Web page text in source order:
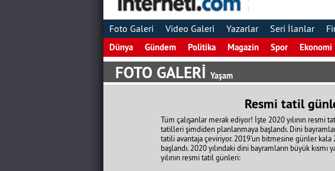
Foto Galeri Video Galeri Yazarlar Seri İlanlar
Dünya Gündem Politika Magazin Spor Ekonomi
FOTO GALERİ Yaşam
Resmi tatil
Tüm çalışanlar merak ediyor! İşte 2020 yılının resmi
tatilleri şimdiden planlanmaya başlandı. Dini
tatili avantaja çeviriyor. 2019'un bitmesine günler kala
başlandı. 2020 yılındaki dini bayramların büyük kısmı
yılının resmi tatil günleri: